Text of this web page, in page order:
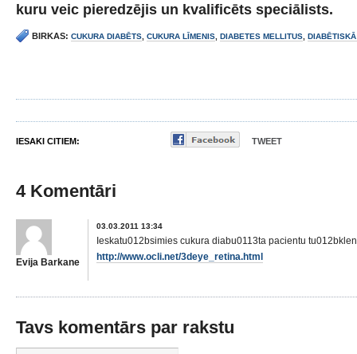
kuru veic pieredzējis un kvalificēts speciālists.
BIRKAS: CUKURA DIABĒTS CUKURA LĪMENIS DIABETES MELLITUS
IESAKI CITIEM: TWEET
4 Komentāri
Evija Barkane
03.03.2011 13:34
Ieskatu012bsimies cukura diabu0113ta pacientu
http://www.ocli.net/3deye_retina.html
Tavs komentārs par rakstu